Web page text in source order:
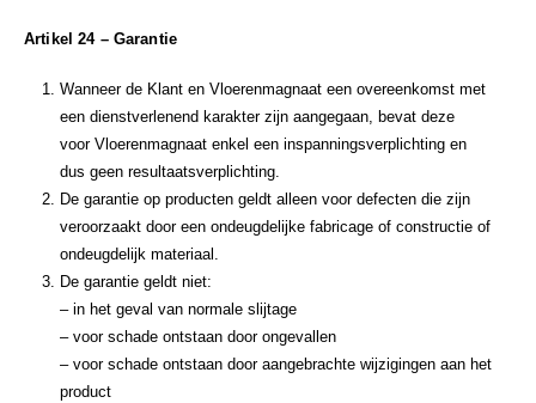
Artikel 24 – Garantie
Wanneer de Klant en Vloerenmagnaat een overeenkomst met
een dienstverlenend karakter zijn aangegaan, bevat deze
voor Vloerenmagnaat enkel een inspanningsverplichting en
dus geen resultaatsverplichting.
De garantie op producten geldt alleen voor defecten die zijn
veroorzaakt door een ondeugdelijke fabricage of constructie of
ondeugdelijk materiaal.
De garantie geldt niet:
– in het geval van normale slijtage
– voor schade ontstaan door ongevallen
– voor schade ontstaan door aangebrachte wijzigingen aan het
product